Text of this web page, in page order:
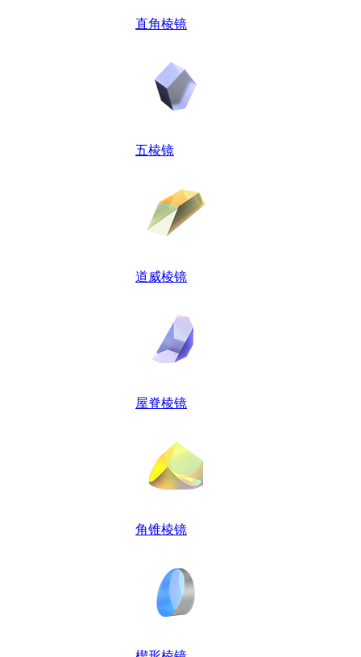
直角棱镜
五棱镜
道威棱镜
屋脊棱镜
角锥棱镜